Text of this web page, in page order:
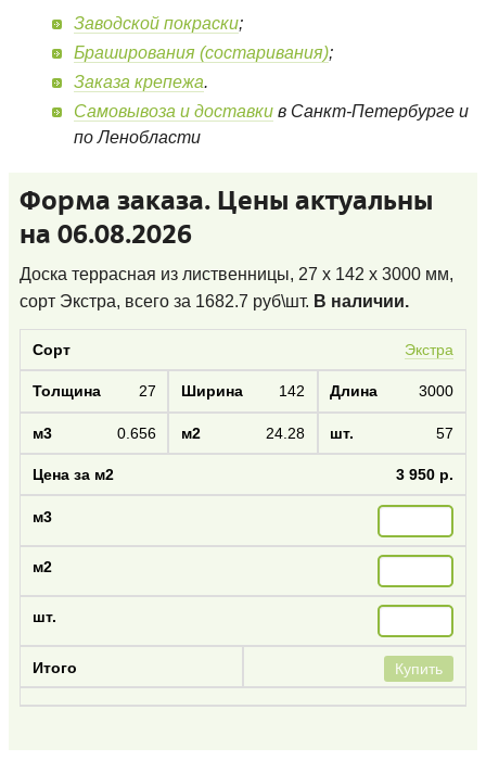
Заводской покраски;
Браширования (состаривания);
Заказа крепежа.
Самовывоза и доставки в Санкт-Петербурге и
по Ленобласти
Форма заказа. Цены актуальны
на 06.08.2026
Доска террасная из лиственницы, 27 x 142 x 3000 мм,
сорт Экстра, всего за 1682.7 руб\шт. В наличии.
Экстра
27 142 3000
0.656 24.28 57
3 950 р.
Купить